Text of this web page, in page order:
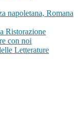
napoletana, Romana
Ristorazione
con noi
Letterature